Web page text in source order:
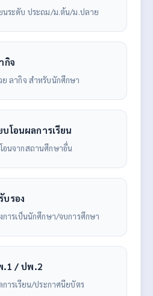
นระดับ ประถม/ม.ต้น/ม.ปลาย
กิจ
ลากิจ สำหรับนักศึกษา
บโอนผลการเรียน
อนจากสถานศึกษาอื่น
บรอง
การเป็นนักศึกษา/จบการศึกษา
.1 / ปพ.2
การเรียน/ประกาศนียบัตร